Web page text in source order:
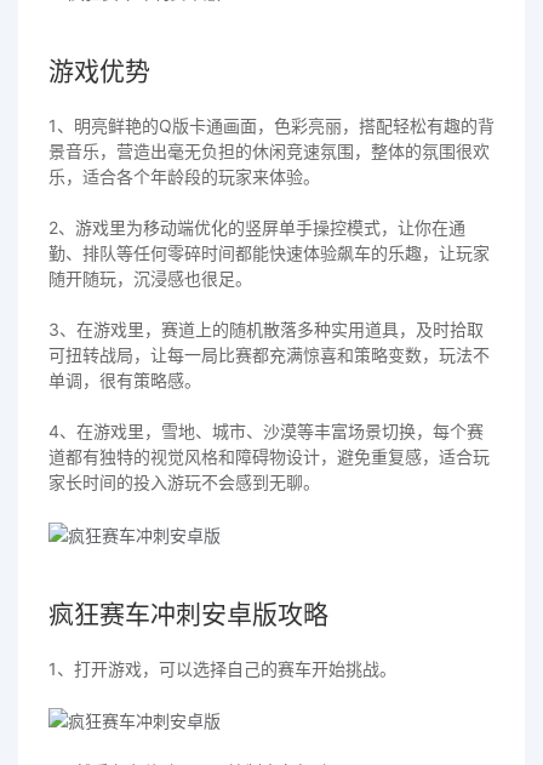
游戏优势
1、明亮鲜艳的Q版卡通画面，色彩亮丽，搭配轻松有趣的背
景音乐，营造出毫无负担的休闲竞速氛围，整体的氛围很欢
乐，适合各个年龄段的玩家来体验。
2、游戏里为移动端优化的竖屏单手操控模式，让你在通
勤、排队等任何零碎时间都能快速体验飙车的乐趣，让玩家
随开随玩，沉浸感也很足。
3、在游戏里，赛道上的随机散落多种实用道具，及时拾取
可扭转战局，让每一局比赛都充满惊喜和策略变数，玩法不
单调，很有策略感。
4、在游戏里，雪地、城市、沙漠等丰富场景切换，每个赛
道都有独特的视觉风格和障碍物设计，避免重复感，适合玩
家长时间的投入游玩不会感到无聊。
疯狂赛车冲刺安卓版攻略
1、打开游戏，可以选择自己的赛车开始挑战。